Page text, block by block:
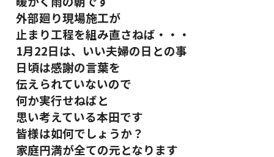
外部廻り現場施工が
止まり工程を組み直さねば・・・
1月22日は、いい夫婦の日との事
日頃は感謝の言葉を
伝えられていないので
何か実行せねばと
思い考えている本田です
皆様は如何でしょうか？
家庭円満が全ての元となります